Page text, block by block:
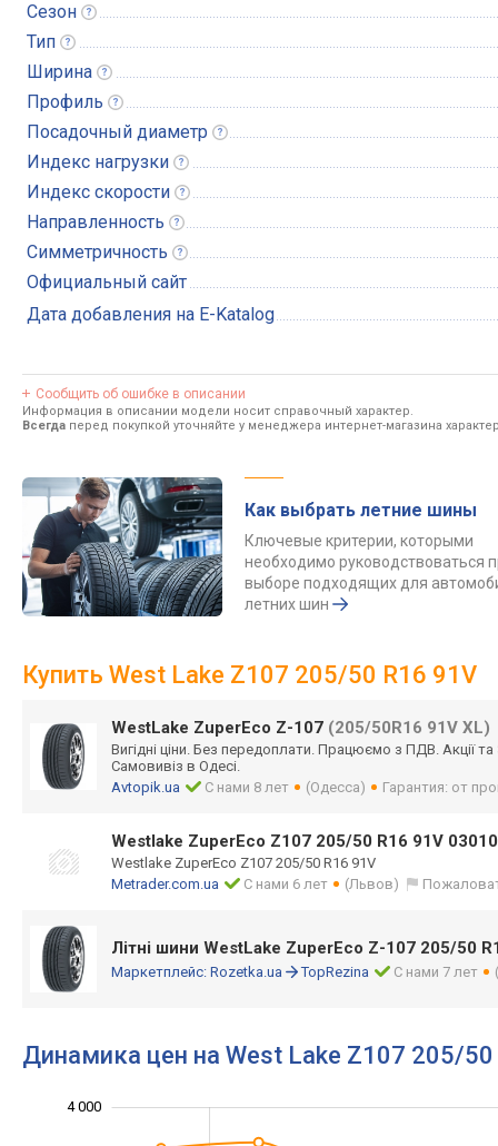
Сезон
Тип
Ширина
Профиль
Посадочный диаметр
Индекс нагрузки
Индекс скорости
Направленность
Симметричность
Официальный сайт
Дата добавления на E-Katalog
Сообщить об ошибке в описании
Информация в описании модели носит справочный характер.
Всегда перед покупкой уточняйте у менеджера интернет-магазина
Как выбрать летние шины
Ключевые критерии, которыми
необходимо руководствоваться
выборе подходящих для
летних шин
Купить West Lake Z107 205/50 R16 91V
WestLake ZuperEco Z-107 (205/50R16 91V XL)
Вигідні ціни. Без передоплати. Працюємо з ПДВ. Акції
Самовивіз в Одесі.
Avtopik.ua
С нами 8 лет (Одесса) Гарантия: от
Westlake ZuperEco Z107 205/50 R16 91V
Westlake ZuperEco Z107 205/50 R16 91V
Metrader.com.ua
С нами 6 лет (Львов)
Літні шини WestLake ZuperEco Z-107 205/50
Маркетплейс: Rozetka.ua TopRezina С нами 7 лет
Динамика цен на West Lake Z107 205/50
4 000